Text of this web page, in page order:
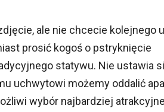
ale nie chcecie kolejnego
prosić kogoś o pstryknięcie
statywu. Nie ustawia
uchwytowi możemy oddalić
wybór najbardziej